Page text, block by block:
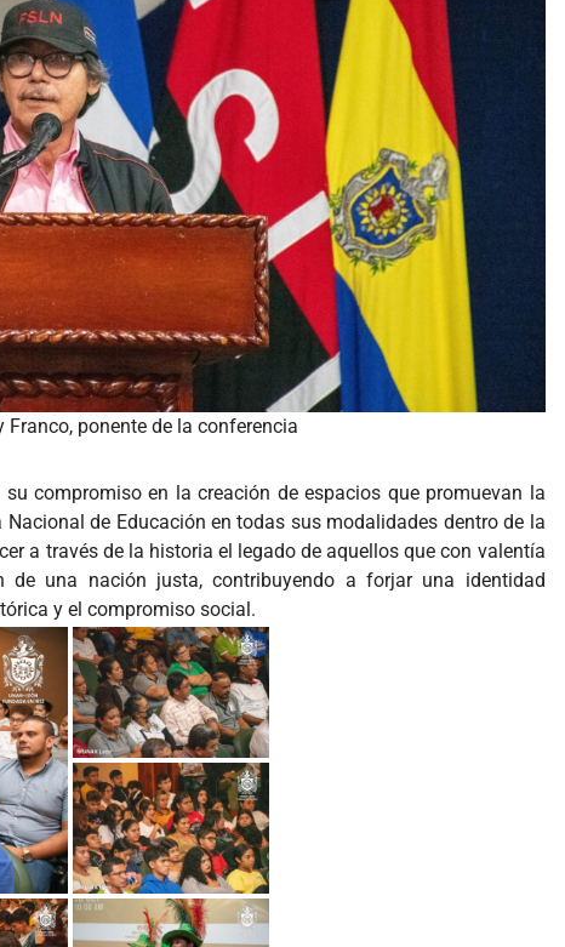
Franco, ponente de la conferencia
compromiso en la creación de espacios que promuevan la
de Educación en todas sus modalidades dentro de la
a través de la historia el legado de aquellos que con valentía
una nación justa, contribuyendo a forjar una identidad
y el compromiso social.